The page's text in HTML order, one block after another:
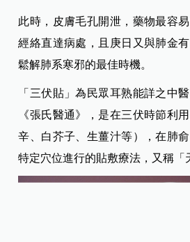
此時，皮膚毛孔開泄，藥物最容
經絡直達病處，且庚日又與肺金
鬆解肺系寒邪的最佳時機。
「三伏貼」為民眾耳熟能詳之中
《張氏醫通》，是在三伏時節利
辛、白芥子、生薑汁等），在肺
特定穴位進行的貼敷療法，又稱「